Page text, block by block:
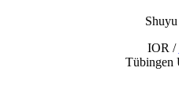
IOR /
Tübingen